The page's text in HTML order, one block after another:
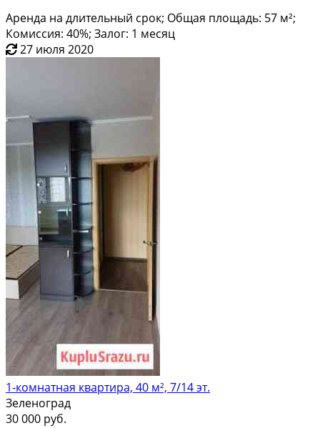
Аренда на длительный срок; Общая площадь: 57 м²;
Комиссия: 40%; Залог: 1 месяц
27 июля 2020
1-комнатная квартира, 40 м², 7/14 эт.
Зеленоград
30 000 руб.